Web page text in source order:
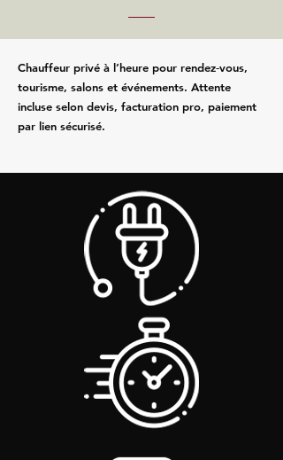
Chauffeur privé à l’heure pour rendez‑vous,
tourisme, salons et événements. Attente
incluse selon devis, facturation pro, paiement
par lien sécurisé.